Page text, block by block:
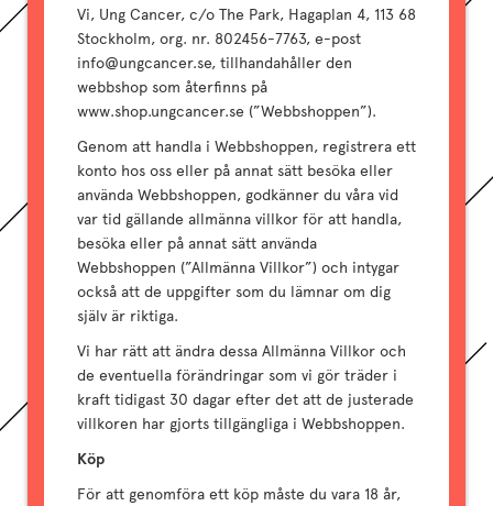
Vi, Ung Cancer, c/o The Park, Hagaplan 4, 113 68
Stockholm, org. nr. 802456-7763, e-post
info@ungcancer.se, tillhandahåller den
webbshop som återfinns på
www.shop.ungcancer.se (”Webbshoppen”).
Genom att handla i Webbshoppen, registrera ett
konto hos oss eller på annat sätt besöka eller
använda Webbshoppen, godkänner du våra vid
var tid gällande allmänna villkor för att handla,
besöka eller på annat sätt använda
Webbshoppen (”Allmänna Villkor”) och intygar
också att de uppgifter som du lämnar om dig
själv är riktiga.
Vi har rätt att ändra dessa Allmänna Villkor och
de eventuella förändringar som vi gör träder i
kraft tidigast 30 dagar efter det att de justerade
villkoren har gjorts tillgängliga i Webbshoppen.
Köp
För att genomföra ett köp måste du vara 18 år,